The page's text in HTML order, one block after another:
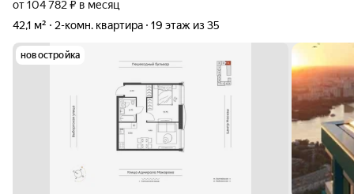
от 104 782 ₽ в месяц
42,1 м²
2-комн. квартира 19 этаж из 35
новостройка